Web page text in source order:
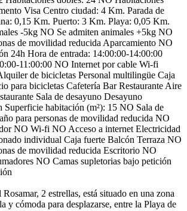
Visa Centro ciudad: 4 Km. Parada de
0,15 Km. Puerto: 3 Km. Playa: 0,05 Km.
-5kg NO Se admiten animales +5kg NO
de movilidad reducida Aparcamiento NO
24h Hora de entrada: 14:00:00-14:00:00
11:00:00 NO Internet por cable Wi-fi
de bicicletas Personal multilingüe Caja
para bicicletas Cafetería Bar Restaurante Aire
Sala de desayuno Desayuno
Superficie habitación (m²): 15 NO Sala de
para personas de movilidad reducida NO
NO Wi-fi NO Acceso a internet Electricidad
individual Caja fuerte Balcón Terraza NO
de movilidad reducida Escritorio NO
NO Camas supletorias bajo petición
2 estrellas, está situado en una zona
y cómoda para desplazarse, entre la Playa de